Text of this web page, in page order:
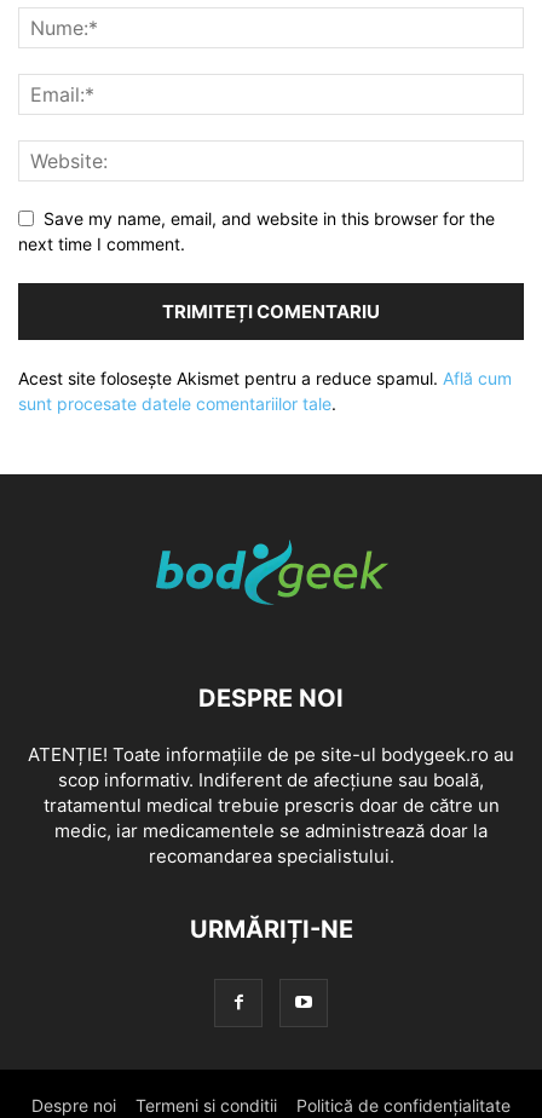
Save my name, email, and website in this browser for the
next time I comment.
Acest site folosește Akismet pentru a reduce spamul. Află cum
sunt procesate datele comentariilor tale.
DESPRE NOI
ATENȚIE! Toate informațiile de pe site-ul bodygeek.ro au
scop informativ. Indiferent de afecțiune sau boală,
tratamentul medical trebuie prescris doar de către un
medic, iar medicamentele se administrează doar la
recomandarea specialistului.
URMĂRIȚI-NE
Despre noi Termeni si conditii Politică de confidențialitate